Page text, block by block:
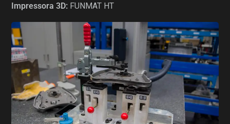
Impressora 3D: FUNMAT HT